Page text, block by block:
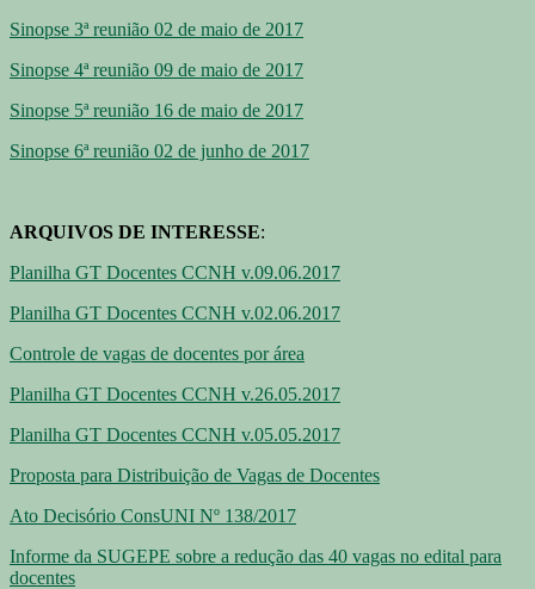
Sinopse 3ª reunião 02 de maio de 2017
Sinopse 4ª reunião 09 de maio de 2017
Sinopse 5ª reunião 16 de maio de 2017
Sinopse 6ª reunião 02 de junho de 2017
ARQUIVOS DE INTERESSE:
Planilha GT Docentes CCNH v.09.06.2017
Planilha GT Docentes CCNH v.02.06.2017
Controle de vagas de docentes por área
Planilha GT Docentes CCNH v.26.05.2017
Planilha GT Docentes CCNH v.05.05.2017
Proposta para Distribuição de Vagas de Docentes
Ato Decisório ConsUNI Nº 138/2017
Informe da SUGEPE sobre a redução das 40 vagas no edital para
docentes